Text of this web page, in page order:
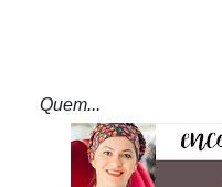
Quem...